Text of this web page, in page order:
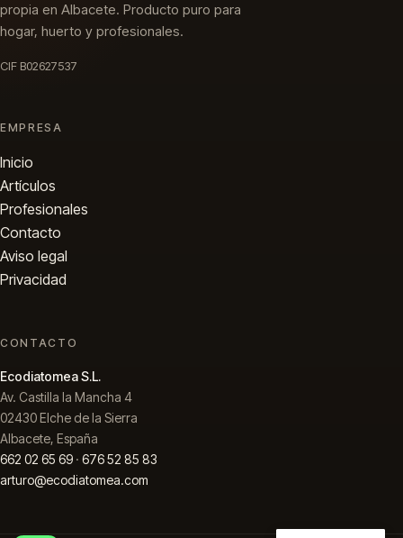
propia en Albacete. Producto puro para
hogar, huerto y profesionales.
CIF B02627537
EMPRESA
Inicio
Artículos
Profesionales
Contacto
Aviso legal
Privacidad
CONTACTO
Ecodiatomea S.L.
Av. Castilla la Mancha 4
02430 Elche de la Sierra
Albacete, España
662 02 65 69 · 676 52 85 83
arturo@ecodiatomea.com